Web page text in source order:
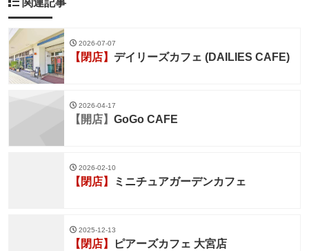
関連記事
2026-07-07
【閉店】 デイリーズカフェ (DAILIES CAFE)
2026-04-17
【開店】 GoGo CAFE
2026-02-10
【閉店】 ミニチュアガーデンカフェ
2025-12-13
【閉店】 ピアーズカフェ 大宮店